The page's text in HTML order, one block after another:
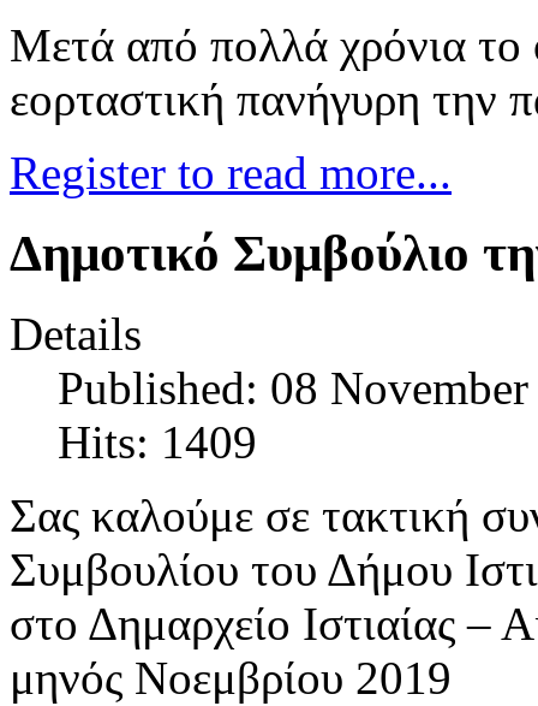
Μετά από πολλά χρόνια
εορταστική πανήγυρη την
Register to read more...
Δημοτικό Συμβούλιο
Details
Published: 08
Hits: 1409
Σας καλούμε σε τακτική
Συμβουλίου του Δήμου
στο Δημαρχείο Ιστιαίας –
μηνός Νοεμβρίου 2019